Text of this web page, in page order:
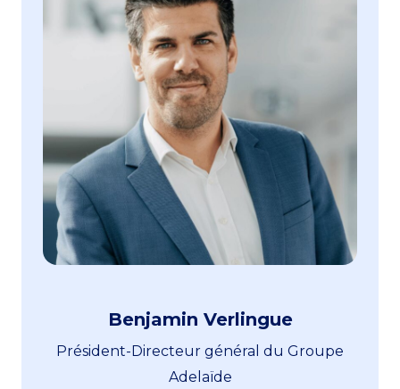
Benjamin Verlingue
Président-Directeur général du Groupe
Adelaïde